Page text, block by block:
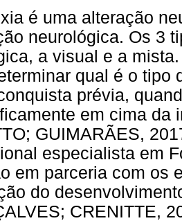
é uma alteração
neurológica. Os 3
a visual e a
qual é o tipo
prévia,
em cima da
GUIMARÃES,
especialista em
em parceria com os
do
CRENITTE,